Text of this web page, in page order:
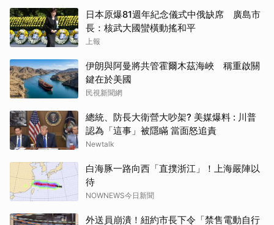
日本原爆81週年紀念儀式中俄缺席 廣島市
長：核武大國蠻橫動搖和平
上報
伊朗與阿曼將共管霍爾木茲海峽 稱重啟關
鍵在於美國
民視新聞網
總統、防長大衛營大吵架? 美媒爆料 : 川普
認為「這事」被隱瞞 當面怒追責
Newtalk
白海豚一路向西「直撲浙江」！上海嚴陣以
待
NOWNEWS今日新聞
外送員崩潰！紐約市長下令「禁售電動自行